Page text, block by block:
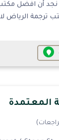
أن افضل
ترجمة الرياض
المعتمدة